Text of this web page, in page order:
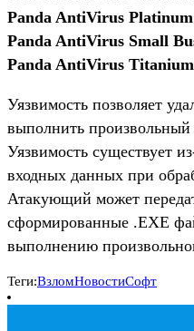
Panda AntiVirus
Panda AntiVirus Small
Panda AntiVirus Titanium
Уязвимость позволяет
выполнить произвольный
Уязвимость существует
входных данных при
Атакующий может
сформированные .EXE
выполнению
Теги:ВзломНовостиСофт